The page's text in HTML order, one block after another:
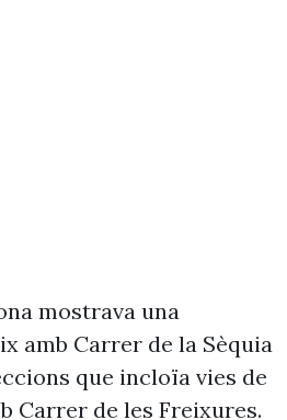
mostrava una
amb Carrer de la Sèquia
que incloïa vies de
Carrer de les Freixures.